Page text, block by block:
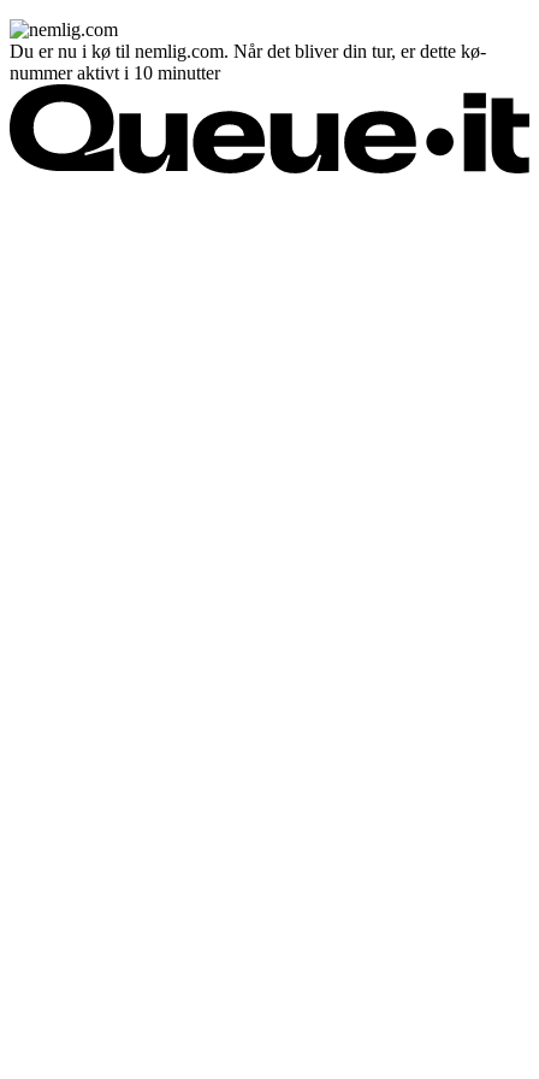
Du er nu i kø til nemlig.com. Når det bliver din tur, er dette kø-
nummer aktivt i 10 minutter